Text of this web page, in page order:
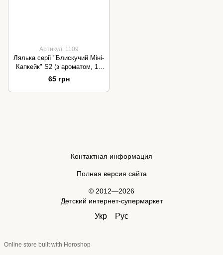
Артикул: 1109
Лялька серії "Блискучий Міні-
Капкейк" S2 (з ароматом, 12
видів в асорт., у дисплеї)
65 грн
Контактная информация
Полная версия сайта
© 2012—2026
Детский интернет-супермаркет
Укр Рус
Online store built with Horoshop